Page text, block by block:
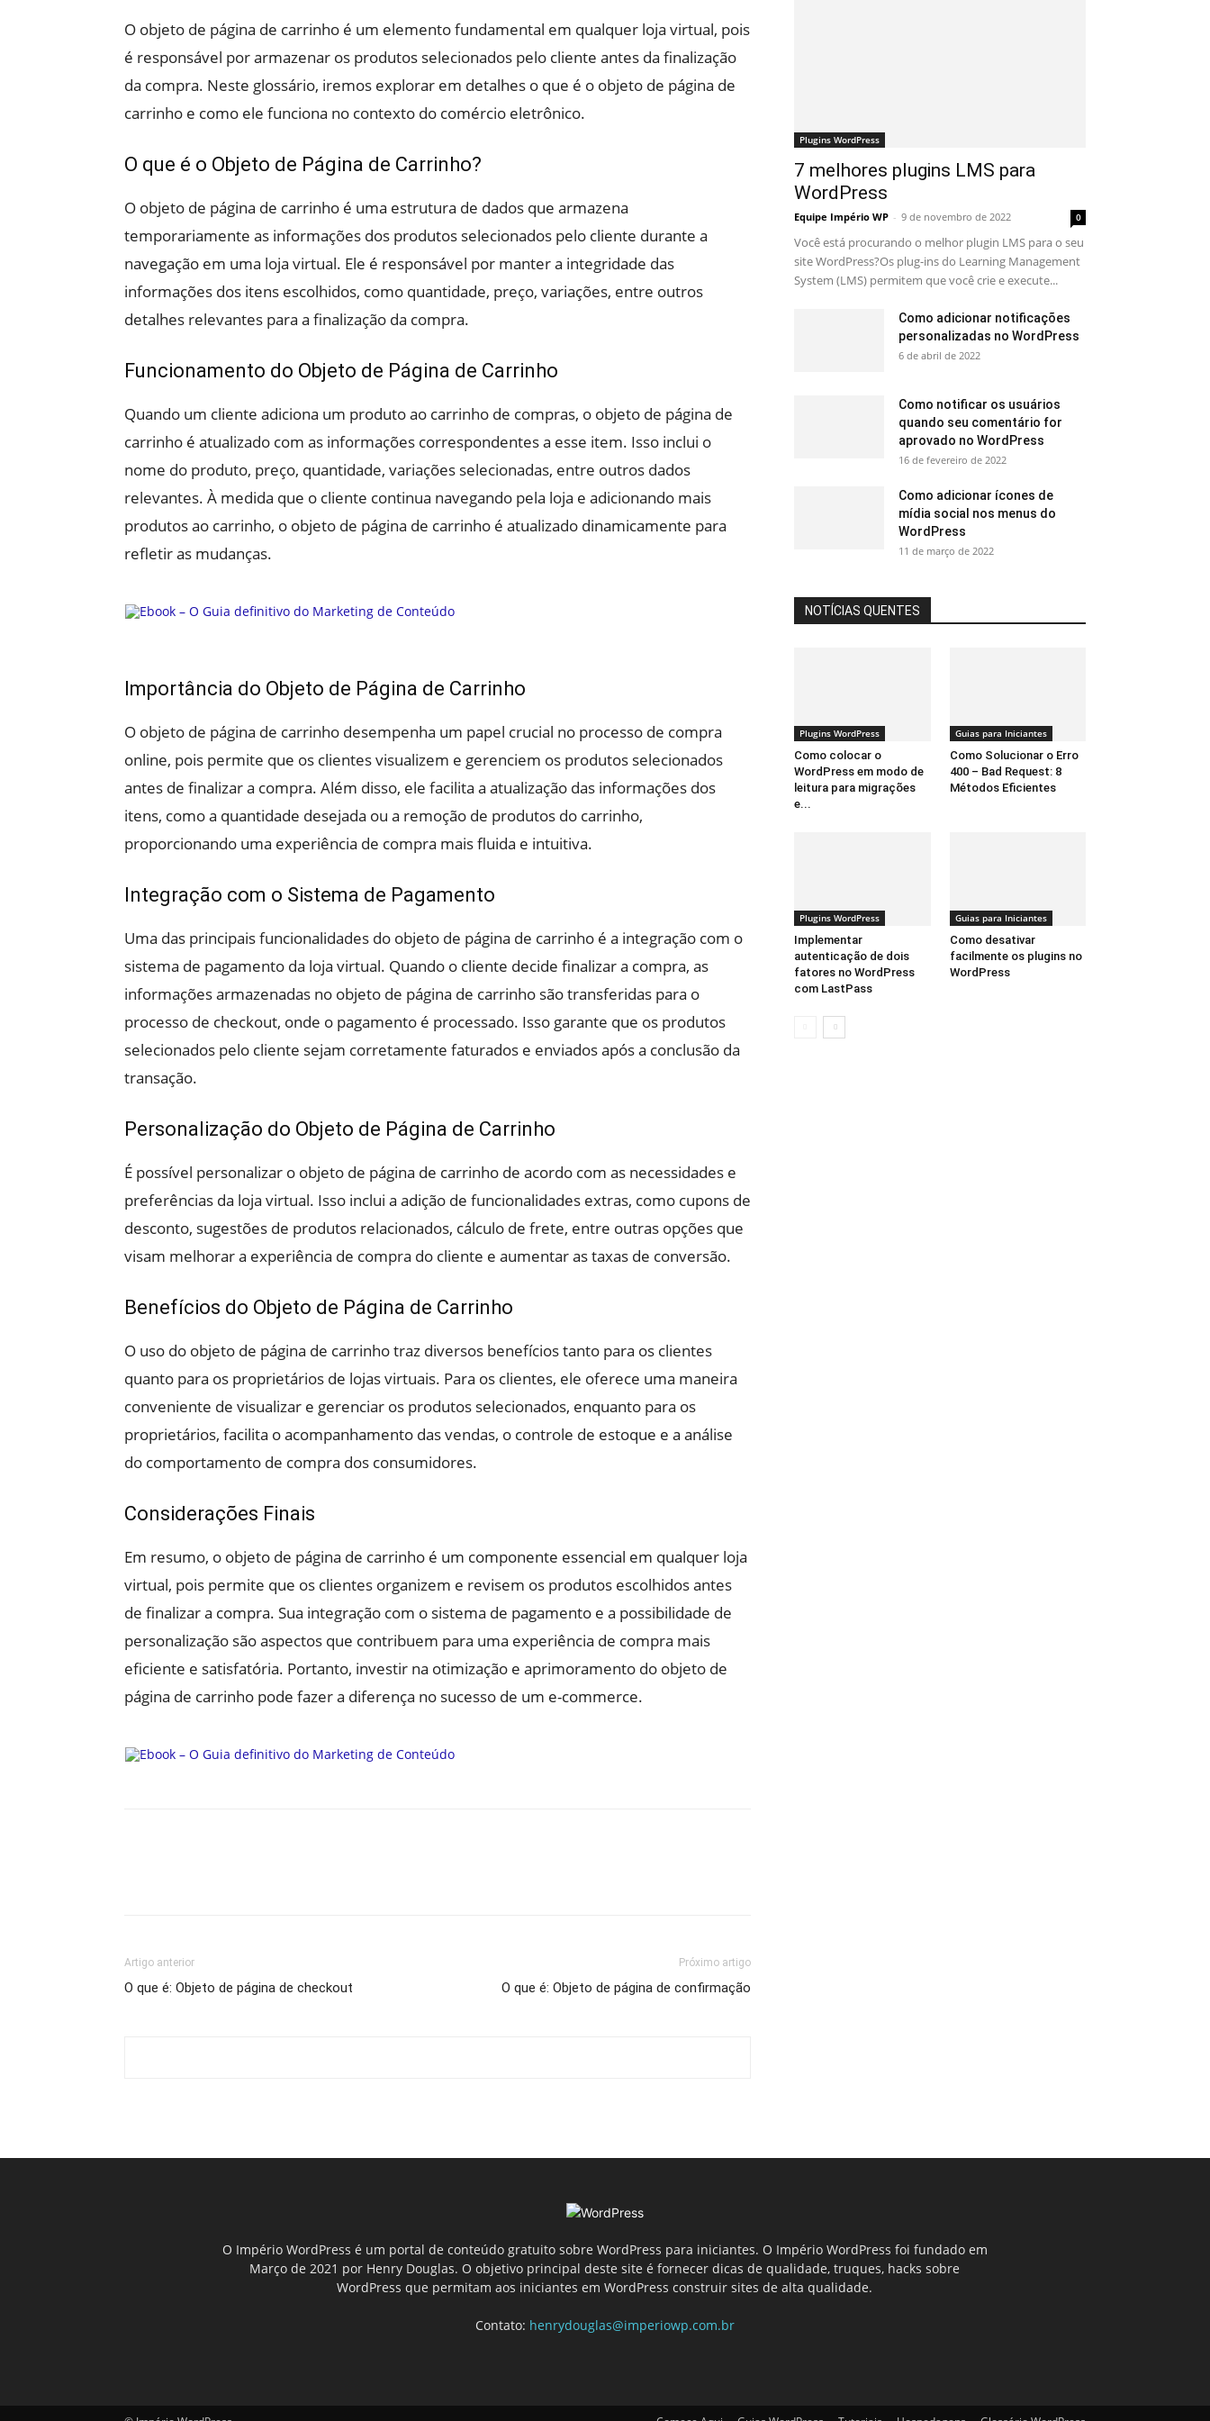
O objeto de página de carrinho é um elemento fundamental em qualquer loja virtual, pois
é responsável por armazenar os produtos selecionados pelo cliente antes da finalização
da compra. Neste glossário, iremos explorar em detalhes o que é o objeto de página de
carrinho e como ele funciona no contexto do comércio eletrônico.
O que é o Objeto de Página de Carrinho?
O objeto de página de carrinho é uma estrutura de dados que armazena
temporariamente as informações dos produtos selecionados pelo cliente durante a
navegação em uma loja virtual. Ele é responsável por manter a integridade das
informações dos itens escolhidos, como quantidade, preço, variações, entre outros
detalhes relevantes para a finalização da compra.
Funcionamento do Objeto de Página de Carrinho
Quando um cliente adiciona um produto ao carrinho de compras, o objeto de página de
carrinho é atualizado com as informações correspondentes a esse item. Isso inclui o
nome do produto, preço, quantidade, variações selecionadas, entre outros dados
relevantes. À medida que o cliente continua navegando pela loja e adicionando mais
produtos ao carrinho, o objeto de página de carrinho é atualizado dinamicamente para
refletir as mudanças.
Importância do Objeto de Página de Carrinho
O objeto de página de carrinho desempenha um papel crucial no processo de compra
online, pois permite que os clientes visualizem e gerenciem os produtos selecionados
antes de finalizar a compra. Além disso, ele facilita a atualização das informações dos
itens, como a quantidade desejada ou a remoção de produtos do carrinho,
proporcionando uma experiência de compra mais fluida e intuitiva.
Integração com o Sistema de Pagamento
Uma das principais funcionalidades do objeto de página de carrinho é a integração com o
sistema de pagamento da loja virtual. Quando o cliente decide finalizar a compra, as
informações armazenadas no objeto de página de carrinho são transferidas para o
processo de checkout, onde o pagamento é processado. Isso garante que os produtos
selecionados pelo cliente sejam corretamente faturados e enviados após a conclusão da
transação.
Personalização do Objeto de Página de Carrinho
É possível personalizar o objeto de página de carrinho de acordo com as necessidades e
preferências da loja virtual. Isso inclui a adição de funcionalidades extras, como cupons de
desconto, sugestões de produtos relacionados, cálculo de frete, entre outras opções que
visam melhorar a experiência de compra do cliente e aumentar as taxas de conversão.
Benefícios do Objeto de Página de Carrinho
O uso do objeto de página de carrinho traz diversos benefícios tanto para os clientes
quanto para os proprietários de lojas virtuais. Para os clientes, ele oferece uma maneira
conveniente de visualizar e gerenciar os produtos selecionados, enquanto para os
proprietários, facilita o acompanhamento das vendas, o controle de estoque e a análise
do comportamento de compra dos consumidores.
Considerações Finais
Em resumo, o objeto de página de carrinho é um componente essencial em qualquer loja
virtual, pois permite que os clientes organizem e revisem os produtos escolhidos antes
de finalizar a compra. Sua integração com o sistema de pagamento e a possibilidade de
personalização são aspectos que contribuem para uma experiência de compra mais
eficiente e satisfatória. Portanto, investir na otimização e aprimoramento do objeto de
página de carrinho pode fazer a diferença no sucesso de um e-commerce.
Artigo anterior
O que é: Objeto de página de checkout
Próximo artigo
O que é: Objeto de página de confirmação
Plugins WordPress
7 melhores plugins LMS para
WordPress
Equipe Império WP - 9 de novembro de 2022 0
Você está procurando o melhor plugin LMS para o seu
site WordPress?Os plug-ins do Learning Management
System (LMS) permitem que você crie e execute...
Como adicionar notificações
personalizadas no WordPress
6 de abril de 2022
Como notificar os usuários
quando seu comentário for
aprovado no WordPress
16 de fevereiro de 2022
Como adicionar ícones de
mídia social nos menus do
WordPress
11 de março de 2022
NOTÍCIAS QUENTES
Plugins WordPress
Como colocar o
WordPress em modo de
leitura para migrações
e...
Guias para Iniciantes
Como Solucionar o Erro
400 – Bad Request: 8
Métodos Eficientes
Plugins WordPress
Implementar
autenticação de dois
fatores no WordPress
com LastPass
Guias para Iniciantes
Como desativar
facilmente os plugins no
WordPress
O Império WordPress é um portal de conteúdo gratuito sobre WordPress para iniciantes. O Império WordPress foi fundado em
Março de 2021 por Henry Douglas. O objetivo principal deste site é fornecer dicas de qualidade, truques, hacks sobre
WordPress que permitam aos iniciantes em WordPress construir sites de alta qualidade.
Contato: henrydouglas@imperiowp.com.br